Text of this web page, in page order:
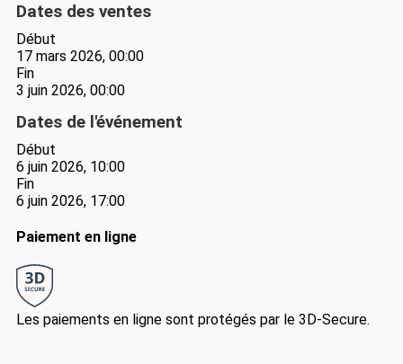
Dates des ventes
Début
17 mars 2026, 00:00
Fin
3 juin 2026, 00:00
Dates de l'événement
Début
6 juin 2026, 10:00
Fin
6 juin 2026, 17:00
Paiement en ligne
Les paiements en ligne sont protégés par le 3D-Secure.